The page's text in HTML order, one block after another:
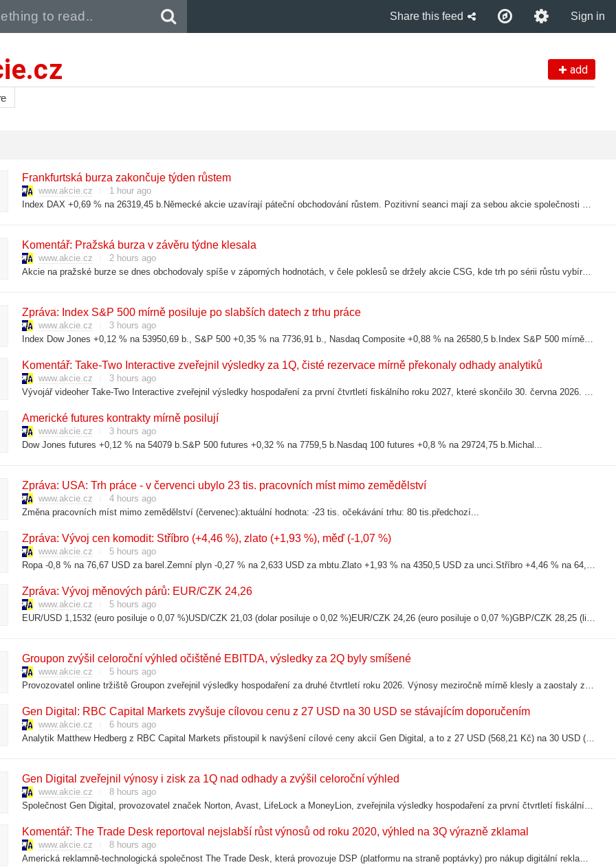
Share this feed Sign in
add
Frankfurtská burza zakončuje týden růstem
www.akcie.cz
1 hour ago
Index DAX +0,69 % na 26319,45 b.Německé akcie uzavírají páteční obchodování růstem. Pozitivní seanci mají za sebou akcie společnosti SAP (+4,1 %)), Scout24 (+3,6 %) a Infineon Technologies...
Komentář: Pražská burza v závěru týdne klesala
www.akcie.cz
2 hours ago
Akcie na pražské burze se dnes obchodovaly spíše v záporných hodnotách, v čele poklesů se držely akcie CSG, kde trh po sérii růstu vybíral zisky, akcie odepsaly 4,62 % na 441,6 Kč. Nedařilo se dále akciím Erste (-2,21...
Zpráva: Index S&P 500 mírně posiluje po slabších datech z trhu práce
www.akcie.cz
3 hours ago
Index Dow Jones +0,12 % na 53950,69 b., S&P 500 +0,35 % na 7736,91 b., Nasdaq Composite +0,88 % na 26580,5 b.Index S&P 500 mírně posiluje poté, co červencová data...
Komentář: Take-Two Interactive zveřejnil výsledky za 1Q, čisté rezervace mírně překonaly odhady analytiků
www.akcie.cz
3 hours ago
Vývojář videoher Take-Two Interactive zveřejnil výsledky hospodaření za první čtvrtletí fiskálního roku 2027, které skončilo 30. června 2026. Čisté rezervace mírně překonaly odhady analytiků. Firma zaroveň potvrdila celoroční výhled...
Americké futures kontrakty mírně posilují
www.akcie.cz
3 hours ago
Dow Jones futures +0,12 % na 54079 b.S&P 500 futures +0,32 % na 7759,5 b.Nasdaq 100 futures +0,8 % na 29724,75 b.Michal...
Zpráva: USA: Trh práce - v červenci ubylo 23 tis. pracovních míst mimo zemědělství
www.akcie.cz
4 hours ago
Změna pracovních míst mimo zemědělství (červenec):aktuální hodnota: -23 tis. očekávání trhu: 80 tis.předchozí...
Zpráva: Vývoj cen komodit: Stříbro (+4,46 %), zlato (+1,93 %), měď (-1,07 %)
www.akcie.cz
5 hours ago
Ropa -0,8 % na 76,67 USD za barel.Zemní plyn -0,27 % na 2,633 USD za mbtu.Zlato +1,93 % na 4350,5 USD za unci.Stříbro +4,46 % na 64,355 USD za unci.Měď...
Zpráva: Vývoj měnových párů: EUR/CZK 24,26
www.akcie.cz
5 hours ago
EUR/USD 1,1532 (euro posiluje o 0,07 %)USD/CZK 21,03 (dolar posiluje o 0,02 %)EUR/CZK 24,26 (euro posiluje o 0,07 %)GBP/CZK 28,25 (libra oslabuje o 0,18 %)CHF/CZK 25,95 (frank posiluje o 0,26 %)PLN/CZK 5,6429 (zlotý posiluje o...
Groupon zvýšil celoroční výhled očištěné EBITDA, výsledky za 2Q byly smíšené
www.akcie.cz
5 hours ago
Provozovatel online tržiště Groupon zveřejnil výsledky hospodaření za druhé čtvrtletí roku 2026. Výnosy meziročně mírně klesly a zaostaly za odhadem analytiků, očištěná EBITDA byla naopak nad očekáváním. Společnost pro celý rok...
Gen Digital: RBC Capital Markets zvyšuje cílovou cenu z 27 USD na 30 USD se stávajícím doporučením
www.akcie.cz
6 hours ago
Analytik Matthew Hedberg z RBC Capital Markets přistoupil k navýšení cílové ceny akcií Gen Digital, a to z 27 USD (568,21 Kč) na 30 USD (631,34 Kč) se stávajícím doporučením „Sector Perform“.Akcie Gen Digital
Gen Digital zveřejnil výnosy i zisk za 1Q nad odhady a zvýšil celoroční výhled
www.akcie.cz
8 hours ago
Společnost Gen Digital, provozovatel značek Norton, Avast, LifeLock a MoneyLion, zveřejnila výsledky hospodaření za první čtvrtletí fiskálního roku 2027, které skončilo 3. července 2026. Firma překonala odhady analytiků na úrovni výnosů...
Komentář: The Trade Desk reportoval nejslabší růst výnosů od roku 2020, výhled na 3Q výrazně zklamal
www.akcie.cz
8 hours ago
Americká reklamně-technologická společnost The Trade Desk, která provozuje DSP (platformu na straně poptávky) pro nákup digitální reklamy v reálném čase, zveřejnila výsledky hospodaření za druhý kvartál roku 2026. Výnosy vzrostly meziročně…
Pull down to refresh..